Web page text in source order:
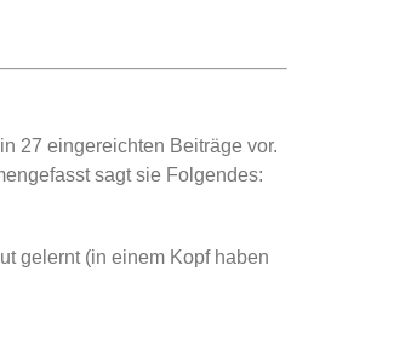
27 eingereichten Beiträge vor.
sagt sie Folgendes:
gelernt (in einem Kopf haben